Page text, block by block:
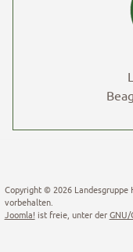
Copyright © 2026 Landesgruppe
vorbehalten.
Joomla! ist freie, unter derGNU/